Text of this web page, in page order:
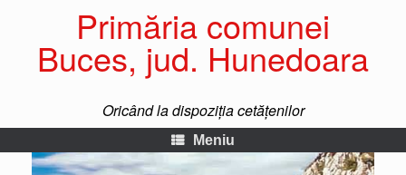
Primăria comunei
Buces, jud. Hunedoara
Oricând la dispoziția cetățenilor
Meniu